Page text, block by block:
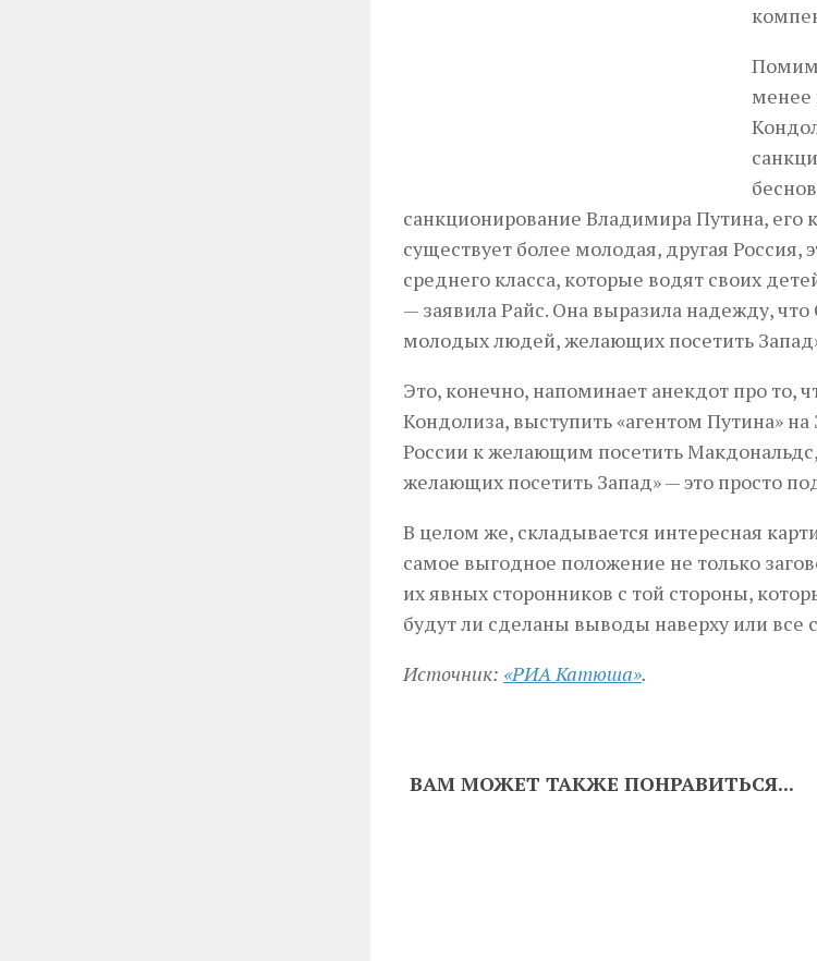
менее
санкционирование Владимира Путина, его
существует более молодая, другая
среднего класса, которые водят своих
— заявила Райс. Она выразила надежду,
молодых людей, желающих посетить
Это, конечно, напоминает анекдот про то,
Кондолиза, выступить «агентом Путина»
России к желающим посетить
желающих посетить Запад» — это просто
В целом же, складывается интересная
самое выгодное положение не только
их явных сторонников с той стороны,
будут ли сделаны выводы наверху или все
Источник: «РИА Катюша».
ВАМ МОЖЕТ ТАКЖЕ ПОНРАВИТЬСЯ...